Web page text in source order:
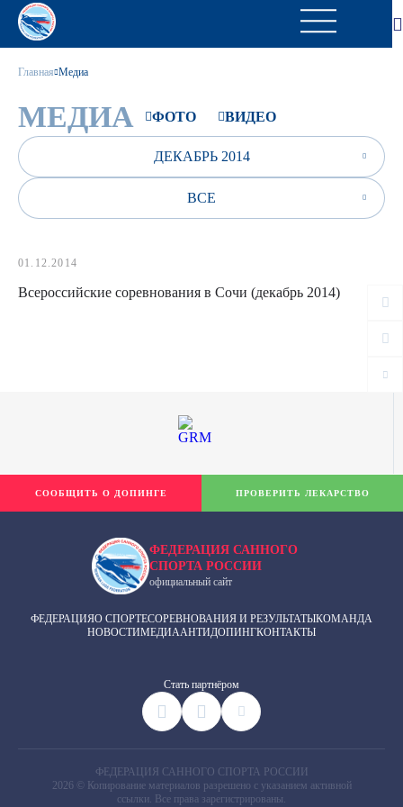
Главная Медиа
МЕДИА ФОТО ВИДЕО
ДЕКАБРЬ 2014
ВСЕ
01.12.2014
Всероссийские соревнования в Сочи (декабрь 2014)
ФЕДЕРАЦИЯ САННОГО
СПОРТА РОССИИ
официальный сайт
ФЕДЕРАЦИЯО СПОРТЕСОРЕВНОВАНИЯ И РЕЗУЛЬТАТЫКОМАНДА
НОВОСТИМЕДИААНТИДОПИНГКОНТАКТЫ
Cтать партнёром
СООБЩИТЬ О ДОПИНГЕ ПРОВЕРИТЬ ЛЕКАРСТВО
ФЕДЕРАЦИЯ САННОГО СПОРТА РОССИИ
2026 © Копирование материалов разрешено с указанием активной
ссылки. Все права зарегистрированы.